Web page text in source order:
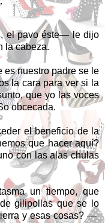
el pavo éste— le dijo
la cabeza.
nuestro padre se le
la cara para ver si la
que yo las voces
obcecada.
el beneficio de la
que hacer aquí?
con las alas chulas
un tiempo, que
gilipollas que se lo
y esas cosas? —